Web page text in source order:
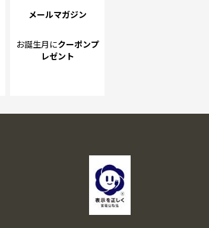
メールマガジン
お誕生月にクーポンプ
レゼント